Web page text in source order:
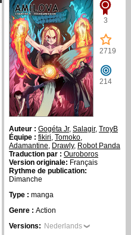
3
2719
214
Auteur : Gogéta Jr, Salagir, TroyB
Équipe : fikiri, Tomoko,
Adamantine, Drawly, Robot Panda
Traduction par : Ouroboros
Version originale: Français
Rythme de publication:
Dimanche
Type : manga
Genre : Action
Versions: Nederlands